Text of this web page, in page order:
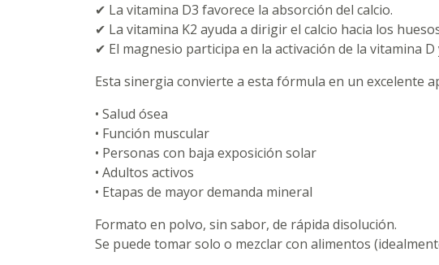
✔ La vitamina D3 favorece la absorción del calcio.
✔ La vitamina K2 ayuda a dirigir el calcio hacia los
✔ El magnesio participa en la activación de la vitamina
Esta sinergia convierte a esta fórmula en un excelente
• Salud ósea
• Función muscular
• Personas con baja exposición solar
• Adultos activos
• Etapas de mayor demanda mineral
Formato en polvo, sin sabor, de rápida disolución.
Se puede tomar solo o mezclar con alimentos